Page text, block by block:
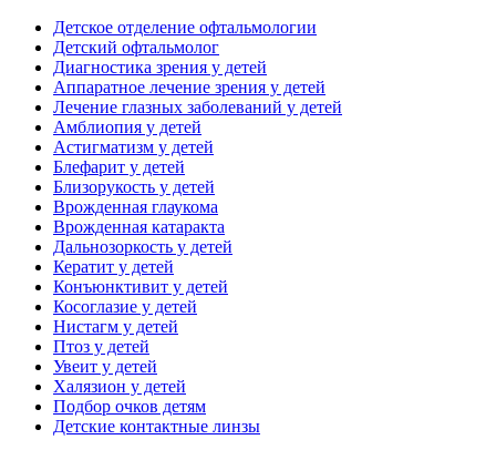
Детское отделение офтальмологии
Детский офтальмолог
Диагностика зрения у детей
Аппаратное лечение зрения у детей
Лечение глазных заболеваний у детей
Амблиопия у детей
Астигматизм у детей
Блефарит у детей
Близорукость у детей
Врожденная глаукома
Врожденная катаракта
Дальнозоркость у детей
Кератит у детей
Конъюнктивит у детей
Косоглазие у детей
Нистагм у детей
Птоз у детей
Увеит у детей
Халязион у детей
Подбор очков детям
Детские контактные линзы